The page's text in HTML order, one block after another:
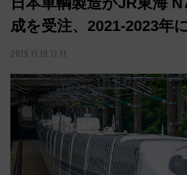
成を受注、2021-2023年
2019.11.19 17:11